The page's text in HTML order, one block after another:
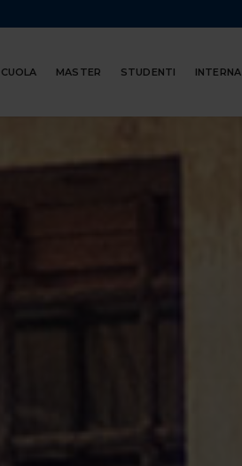
MASTER STUDENTI